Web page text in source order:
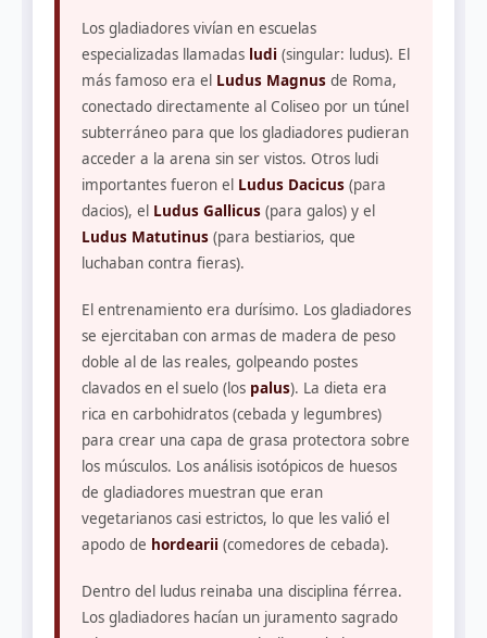
Los gladiadores vivían en escuelas
especializadas llamadas ludi (singular: ludus). El
más famoso era el Ludus Magnus de Roma,
conectado directamente al Coliseo por un túnel
subterráneo para que los gladiadores pudieran
acceder a la arena sin ser vistos. Otros ludi
importantes fueron el Ludus Dacicus (para
dacios), el Ludus Gallicus (para galos) y el
Ludus Matutinus (para bestiarios, que
luchaban contra fieras).
El entrenamiento era durísimo. Los gladiadores
se ejercitaban con armas de madera de peso
doble al de las reales, golpeando postes
clavados en el suelo (los palus). La dieta era
rica en carbohidratos (cebada y legumbres)
para crear una capa de grasa protectora sobre
los músculos. Los análisis isotópicos de huesos
de gladiadores muestran que eran
vegetarianos casi estrictos, lo que les valió el
apodo de hordearii (comedores de cebada).
Dentro del ludus reinaba una disciplina férrea.
Los gladiadores hacían un juramento sagrado